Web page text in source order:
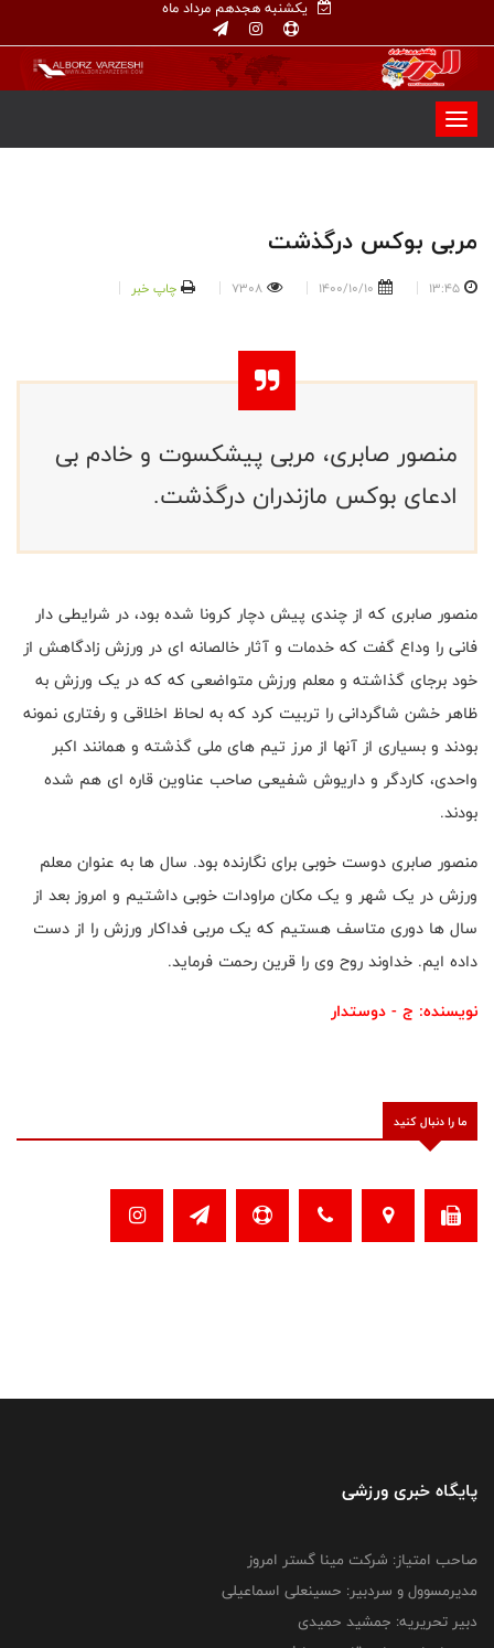
یکشنبه هجدهم مرداد ماه
مربی بوکس درگذشت
13:45
1400/10/10
7308 چاپ خبر
منصور صابری، مربی پیشکسوت و خادم بی
ادعای بوکس مازندران درگذشت.
منصور صابری که از چندی پیش دچار کرونا شده بود، در شرایطی دار
فانی را وداع گفت که خدمات و آثار خالصانه ای در ورزش زادگاهش از
خود برجای گذاشته و معلم ورزش متواضعی که که در یک ورزش به
ظاهر خشن شاگردانی را تربیت کرد که به لحاظ اخلاقی و رفتاری نمونه
بودند و بسیاری از آنها از مرز تیم های ملی گذشته و همانند اکبر
واحدی، کاردگر و داریوش شفیعی صاحب عناوین قاره ای هم شده
بودند.
منصور صابری دوست خوبی برای نگارنده بود. سال ها به عنوان معلم
ورزش در یک شهر و یک مکان مراودات خوبی داشتیم و امروز بعد از
سال ها دوری متاسف هستیم که یک مربی فداکار ورزش را از دست
داده ایم. خداوند روح وی را قرین رحمت فرماید.
نویسنده: ج - دوستدار
ما را دنبال کنید
پایگاه خبری ورزشی
صاحب امتیاز: شرکت مینا گستر امروز
مدیرمسوول و سردبیر: حسینعلی اسماعیلی
دبیر تحریریه: جمشید حمیدی